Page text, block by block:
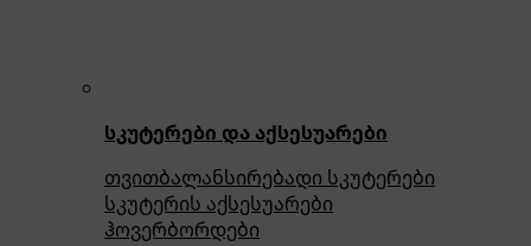
სკუტერები და აქსესუარები
თვითბალანსირებადი სკუტერები
სკუტერის აქსესუარები
ჰოვერბორდები